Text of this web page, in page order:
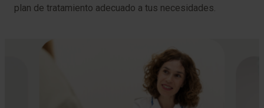
plan de tratamiento adecuado a tus necesidades.